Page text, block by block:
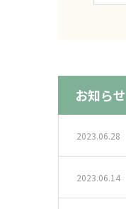
お知らせ
2023.06.28
2023.06.14